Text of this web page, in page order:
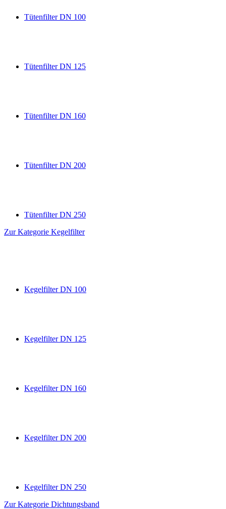
Tütenfilter DN 100
Tütenfilter DN 125
Tütenfilter DN 160
Tütenfilter DN 200
Tütenfilter DN 250
Zur Kategorie Kegelfilter
Kegelfilter DN 100
Kegelfilter DN 125
Kegelfilter DN 160
Kegelfilter DN 200
Kegelfilter DN 250
Zur Kategorie Dichtungsband